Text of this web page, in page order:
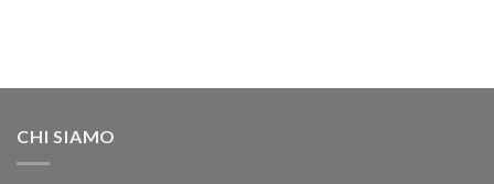
CHI SIAMO